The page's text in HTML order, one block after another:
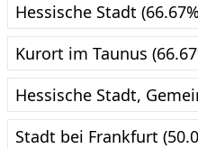
Hessische Stadt
Kurort im Taunus
Hessische Stadt,
Stadt bei Frankfurt